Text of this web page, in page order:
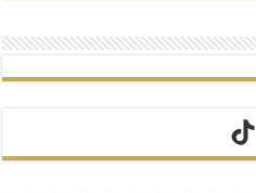
تيك توك